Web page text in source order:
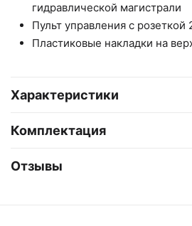
гидравлической магистрали
Пульт управления с розеткой
Пластиковые накладки на
Характеристики
Комплектация
Отзывы